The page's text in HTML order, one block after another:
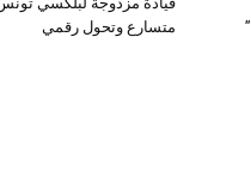
متسارع وتحول رقمي